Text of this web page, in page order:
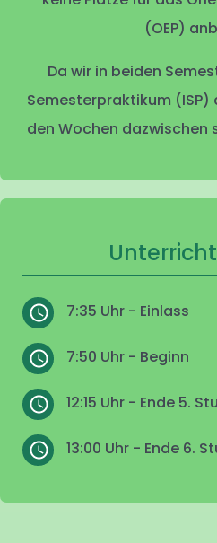
(OEP)
Da wir in beiden
Semesterpraktikum (ISP)
den Wochen dazwischen
7:35 Uhr - Einlass
7:50 Uhr - Beginn
12:15 Uhr - Ende 5.
13:00 Uhr - Ende 6.